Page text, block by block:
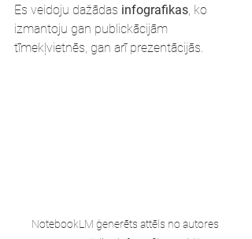
Es veidoju dažādas infografikas, ko
izmantoju gan publickācijām
tīmekļvietnēs, gan arī prezentācijās.
NotebookLM ģenerēts attēls no autores